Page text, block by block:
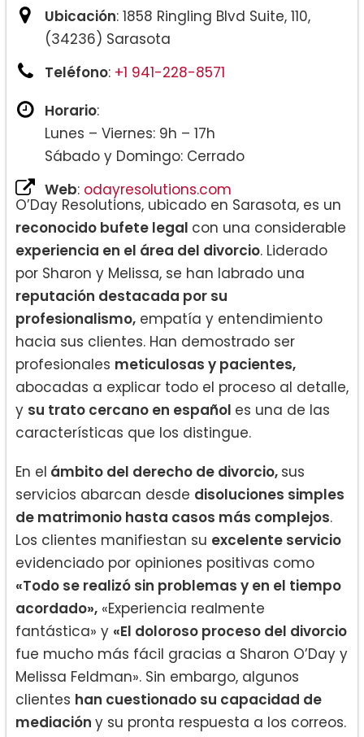
Ubicación: 1858 Ringling Blvd Suite, 110,
(34236) Sarasota
Teléfono: +1 941-228-8571
Horario:
Lunes – Viernes: 9h – 17h
Sábado y Domingo: Cerrado
Web: odayresolutions.com
O’Day Resolutions, ubicado en Sarasota, es un
reconocido bufete legal con una considerable
experiencia en el área del divorcio. Liderado
por Sharon y Melissa, se han labrado una
reputación destacada por su
profesionalismo, empatía y entendimiento
hacia sus clientes. Han demostrado ser
profesionales meticulosas y pacientes,
abocadas a explicar todo el proceso al detalle,
y su trato cercano en español es una de las
características que los distingue.
En el ámbito del derecho de divorcio, sus
servicios abarcan desde disoluciones simples
de matrimonio hasta casos más complejos.
Los clientes manifiestan su excelente servicio
evidenciado por opiniones positivas como
«Todo se realizó sin problemas y en el tiempo
acordado», «Experiencia realmente
fantástica» y «El doloroso proceso del divorcio
fue mucho más fácil gracias a Sharon O’Day y
Melissa Feldman». Sin embargo, algunos
clientes han cuestionado su capacidad de
mediación y su pronta respuesta a los correos.